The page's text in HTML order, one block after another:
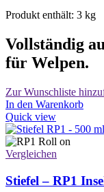
Produkt enthält: 3 kg
Vollständig
für Welpen.
Zur Wunschliste
In den Warenkorb
Quick view
Vergleichen
Stiefel – RP1